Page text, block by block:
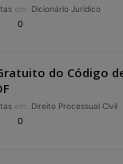
em: Dicionário Jurídico
0
do Código
em: Direito Processual Civil
0